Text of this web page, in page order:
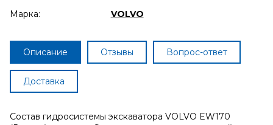
Марка:
VOLVO
Описание Отзывы Вопрос-ответ
Доставка
Состав гидросистемы экскаватора VOLVO EW170